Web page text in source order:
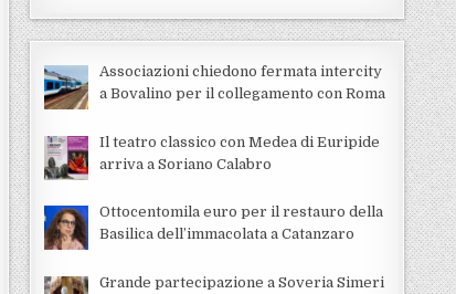
Associazioni chiedono fermata intercity
a Bovalino per il collegamento con Roma
Il teatro classico con Medea di Euripide
arriva a Soriano Calabro
Ottocentomila euro per il restauro della
Basilica dell’immacolata a Catanzaro
Grande partecipazione a Soveria Simeri